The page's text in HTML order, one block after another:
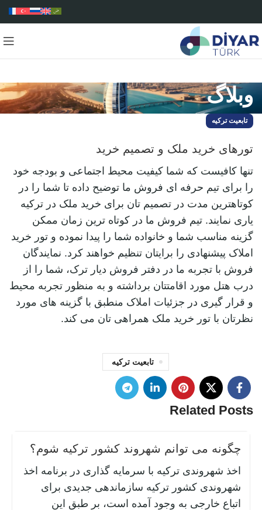
وبلاگ
تابعیت ترکیه
تورهای خرید ملک و تصمیم خرید
تنها کافیست که شما کیفیت محیط اجتماعی و بودجه خود
را برای تیم حرفه ای فروش ما توضیح داده تا شما را در
کوتاهترین مدت در تصمیم تان برای خرید ملک در ترکیه
یاری نمایند. تیم فروش ما در کوتاه ‌ترین زمان ممکن
گزینه مناسب شما و خانواده شما را پیدا نموده و تور خرید
املاک پیشنهادی را برایتان تنظیم خواهند کرد. نمایندگان
فروش با تجربه ما در دفتر فروش دیار ترک، شما را از
درب هتل مورد اقامتتان برداشته و به منظور تجربه محیط
و قرار گیری در جزئیات املاک منطبق با گزینه های مورد
نظرتان با تور خرید ملک همراهی تان می کند.
تابعیت ترکیه
Related Posts
چگونه می توانم شهروند کشور ترکیه شوم؟
اخذ شهروندی ترکیه با سرمایه‌ گذاری در برنامه اخذ
شهروندی کشور ترکیه سازماندهی جدیدی برای
اتباع خارجی به وجود آمده است، بر طبق این